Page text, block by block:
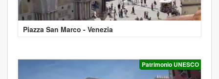
Piazza San Marco - Venezia
Patrimonio UNESCO